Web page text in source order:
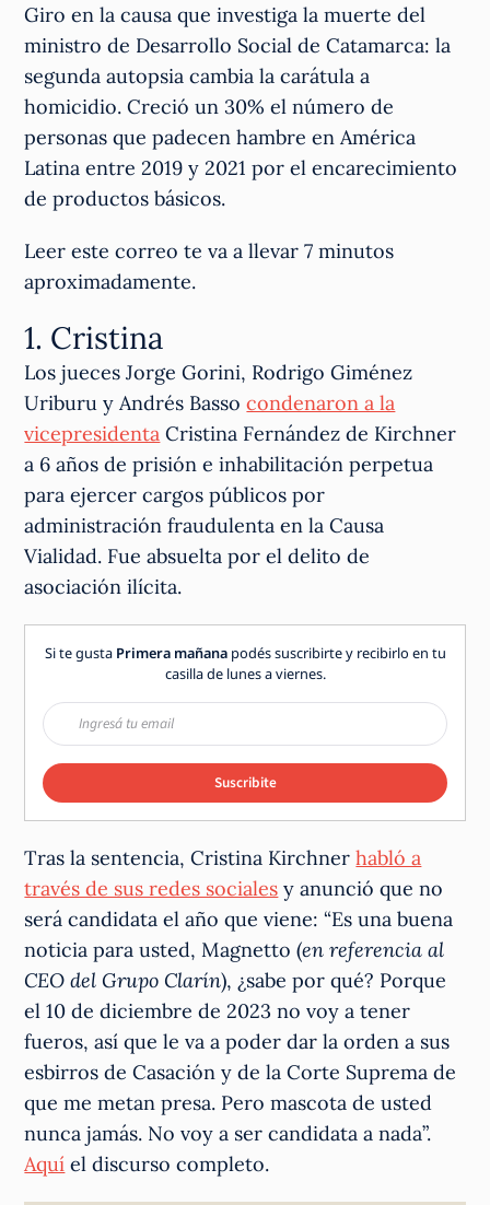
Giro en la causa que investiga la muerte del
ministro de Desarrollo Social de Catamarca: la
segunda autopsia cambia la carátula a
homicidio. Creció un 30% el número de
personas que padecen hambre en América
Latina entre 2019 y 2021 por el encarecimiento
de productos básicos.
Leer este correo te va a llevar 7 minutos
aproximadamente.
1. Cristina
Los jueces Jorge Gorini, Rodrigo Giménez
Uriburu y Andrés Bassocondenaron a la
vicepresidenta Cristina Fernández de Kirchner
a 6 años de prisión e inhabilitación perpetua
para ejercer cargos públicos por
administración fraudulenta en la Causa
Vialidad. Fue absuelta por el delito de
asociación ilícita.
Si te gusta Primera mañanapodés suscribirte y recibirlo en tu
casilla de lunes a viernes.
Suscribite
Tras la sentencia, Cristina Kirchnerhabló a
través de sus redes sociales y anunció que no
será candidata el año que viene: “Es una buena
noticia para usted, Magnetto (en referencia al
CEO del Grupo Clarín), ¿sabe por qué? Porque
el 10 de diciembre de 2023 no voy a tener
fueros, así que le va a poder dar la orden a sus
esbirros de Casación y de la Corte Suprema de
que me metan presa. Pero mascota de usted
nunca jamás. No voy a ser candidata a nada”.
Aquí el discurso completo.